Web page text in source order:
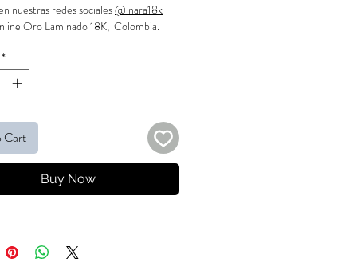
nuestras redes sociales@inara18k
Oro Laminado 18K, Colombia.
*
Cart
Buy Now